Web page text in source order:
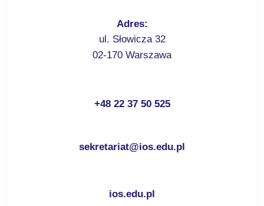
Adres:
ul. Słowicza 32
02-170 Warszawa
+48 22 37 50 525
sekretariat@ios.edu.pl
ios.edu.pl